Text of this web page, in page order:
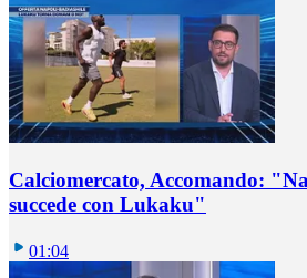
Calciomercato, Accomando:
succede con Lukaku"
01:04